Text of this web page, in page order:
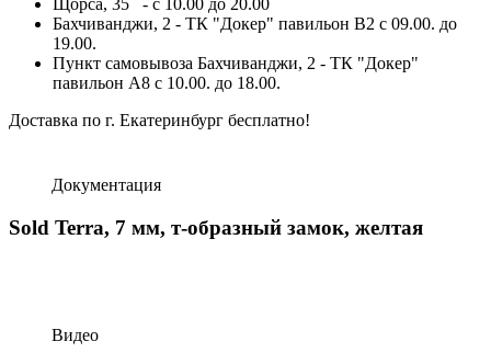
Щорса, 35 - с 10.00 до 20.00
Бахчиванджи, 2 - ТК "Докер" павильон B2 с 09.00. до
19.00.
Пункт самовывоза Бахчиванджи, 2 - ТК "Докер"
павильон А8 с 10.00. до 18.00.
Доставка по г. Екатеринбург бесплатно!
Документация
Sold Terra, 7 мм, т-образный замок, желтая
Видео